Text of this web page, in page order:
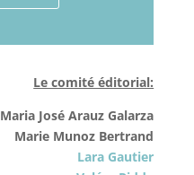
Le comité éditorial:
Maria José Arauz Galarza
Marie Munoz Bertrand
Lara Gautier